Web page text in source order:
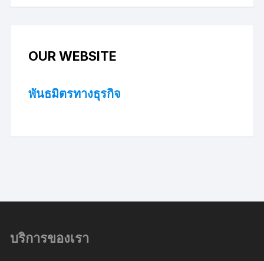
OUR WEBSITE
พันธมิตรทางธุรกิจ
บริการของเรา